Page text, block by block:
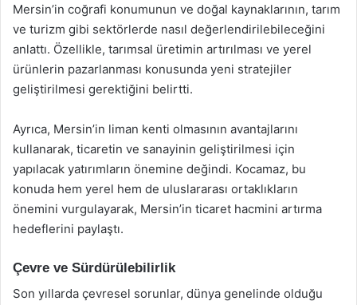
Mersin’in coğrafi konumunun ve doğal kaynaklarının, tarım
ve turizm gibi sektörlerde nasıl değerlendirilebileceğini
anlattı. Özellikle, tarımsal üretimin artırılması ve yerel
ürünlerin pazarlanması konusunda yeni stratejiler
geliştirilmesi gerektiğini belirtti.
Ayrıca, Mersin’in liman kenti olmasının avantajlarını
kullanarak, ticaretin ve sanayinin geliştirilmesi için
yapılacak yatırımların önemine değindi. Kocamaz, bu
konuda hem yerel hem de uluslararası ortaklıkların
önemini vurgulayarak, Mersin’in ticaret hacmini artırma
hedeflerini paylaştı.
Çevre ve Sürdürülebilirlik
Son yıllarda çevresel sorunlar, dünya genelinde olduğu